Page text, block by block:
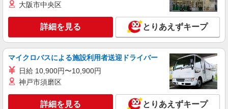
大阪市中央区
詳細を見る とりあえずキープ
マイクロバスによる施設利用者送迎ドライバー
日給 10,900円〜10,900円
神戸市須磨区
詳細を見る とりあえずキープ